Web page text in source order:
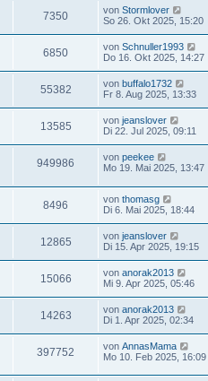
7350 von Stormlover
So 26. Okt 2025, 15:20
6850 von Schnuller1993
Do 16. Okt 2025, 14:27
55382 von buffalo1732
Fr 8. Aug 2025, 13:33
13585 von jeanslover
Di 22. Jul 2025, 09:11
949986 von peekee
Mo 19. Mai 2025, 13:47
8496 von thomasg
Di 6. Mai 2025, 18:44
12865 von jeanslover
Di 15. Apr 2025, 19:15
15066 von anorak2013
Mi 9. Apr 2025, 05:46
14263 von anorak2013
Di 1. Apr 2025, 02:34
397752 von AnnasMama
Mo 10. Feb 2025, 16:09